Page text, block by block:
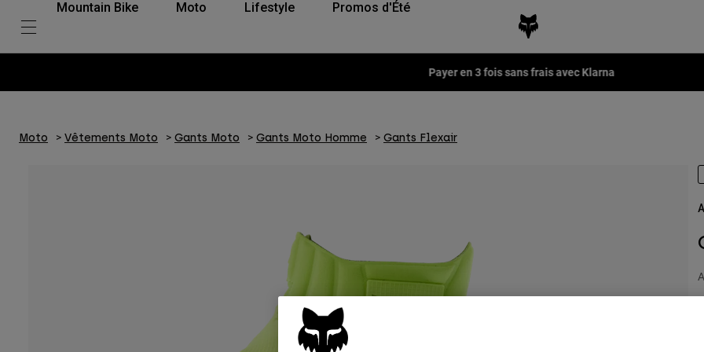
Mountain Bike Moto Lifestyle Promos d'Été
Fox LAB Capsule Collection -Voir la collection
Moto Vêtements Moto Gants Moto Gants Moto Homme Gants Flexair